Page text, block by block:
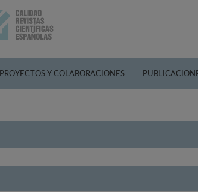
PROYECTOS Y COLABORACIONES